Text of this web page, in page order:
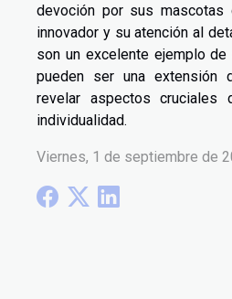
devoción por sus mascotas
innovador y su atención al
son un excelente ejemplo
pueden ser una extensión
revelar aspectos cruciales
individualidad.
Viernes, 1 de septiembre de